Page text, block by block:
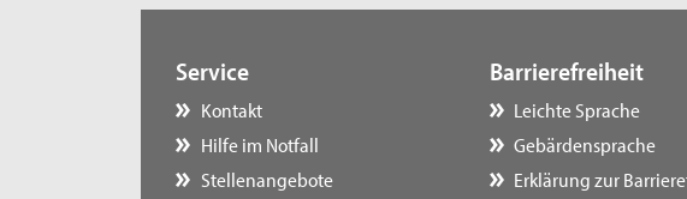
Service
Kontakt
Hilfe im Notfall
Stellenangebote
Barrierefreiheit
Leichte Sprache
Gebärdensprache
Erklärung zur